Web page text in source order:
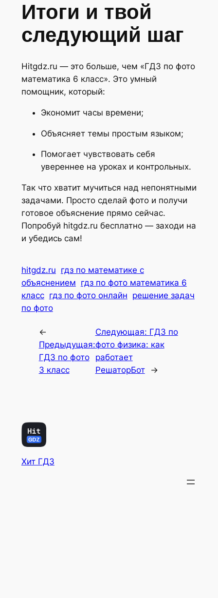
Итоги и твой
следующий шаг
Hitgdz.ru — это больше, чем «ГДЗ по фото
математика 6 класс». Это умный
помощник, который:
Экономит часы времени;
Объясняет темы простым языком;
Помогает чувствовать себя
увереннее на уроках и контрольных.
Так что хватит мучиться над непонятными
задачами. Просто сделай фото и получи
готовое объяснение прямо сейчас.
Попробуй hitgdz.ru бесплатно — заходи на
и убедись сам!
hitgdz.ru гдз по математике с
объяснением гдз по фото математика 6
класс гдз по фото онлайн решение задач
по фото
←
Предыдущая:
ГДЗ по фото
3 класс
Следующая: ГДЗ по
фото физика: как
работает
РешаторБот
→
Хит ГДЗ